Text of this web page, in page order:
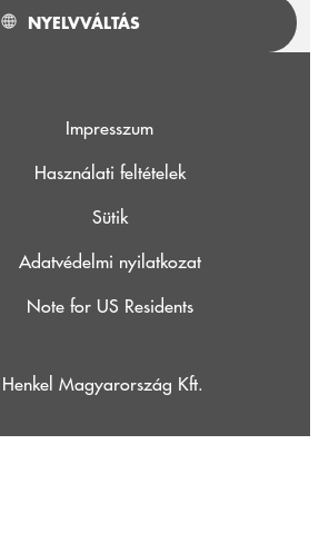
NYELVVÁLTÁS
Impresszum
Használati feltételek
Sütik
Adatvédelmi nyilatkozat
Note for US Residents
Magyarország Kft.